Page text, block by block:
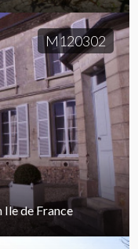
M120302
Ile de France